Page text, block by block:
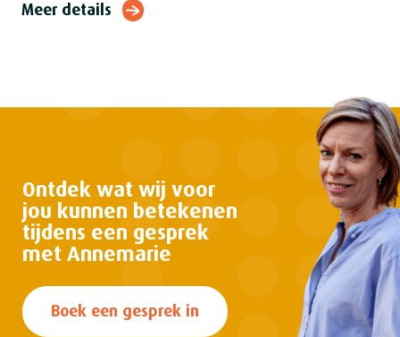
een kleine kamer in
Meer details
Ontdek wat wij voor
jou kunnen betekenen
tijdens een gesprek
met Annemarie
Boek een gesprek in